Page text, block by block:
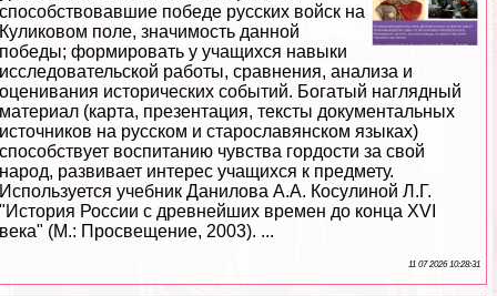
способствовавшие победе русских войск на
Куликовом поле, значимость данной
победы; формировать у учащихся навыки
исследовательской работы, сравнения, анализа и
оценивания исторических событий. Богатый наглядный
материал (карта, презентация, тексты документальных
источников на русском и старославянском языках)
способствует воспитанию чувства гордости за свой
народ, развивает интерес учащихся к предмету.
Используется учебник Данилова А.А. Косулиной Л.Г.
"История России с древнейших времен до конца XVI
века" (М.: Просвещение, 2003). ...
11 07 2026 10:28:31